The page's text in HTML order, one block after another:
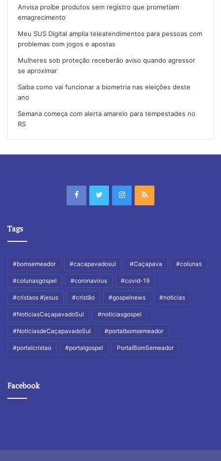
Anvisa proíbe produtos sem registro que prometiam
emagrecimento
Meu SUS Digital amplia teleatendimentos para pessoas com
problemas com jogos e apostas
Mulheres sob proteção receberão aviso quando agressor
se aproximar
Saiba como vai funcionar a biometria nas eleições deste
ano
Semana começa com alerta amarelo para tempestades no
RS
Tags
#bomsemeador #cacapavadosul #Caçapava #colunas
#colunasgospel #coronavirus #covid-19
#cristaos #jesus #cristão #gospelnews #noticias
#NoticiasCaçapavadoSul #noticiasgospel
#NotíciasdeCaçapavadoSul #portalbomsemeador
#portalcristao #portalgospel PortalBomSemeador
Facebook